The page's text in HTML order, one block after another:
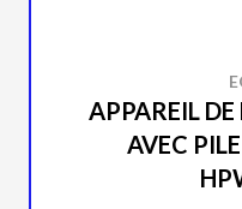
APPAREIL DE
AVEC